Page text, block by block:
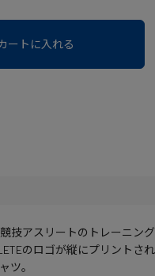
ートに入れる
技アスリートのトレーニン
のロゴが縦にプリントさ
ツ。